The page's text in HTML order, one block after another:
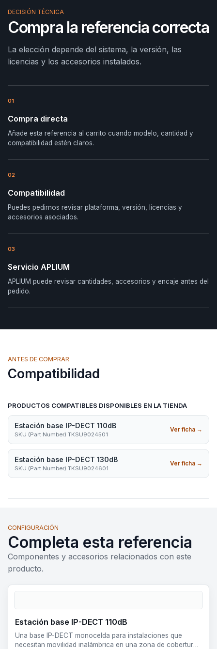
DECISIÓN TÉCNICA
Compra la referencia correcta
La elección depende del sistema, la versión, las
licencias y los accesorios instalados.
01
Compra directa
Añade esta referencia al carrito cuando modelo, cantidad y
compatibilidad estén claros.
02
Compatibilidad
Puedes pedirnos revisar plataforma, versión, licencias y
accesorios asociados.
03
Servicio APLIUM
APLIUM puede revisar cantidades, accesorios y encaje antes del
pedido.
ANTES DE COMPRAR
Compatibilidad
PRODUCTOS COMPATIBLES DISPONIBLES EN LA TIENDA
Estación base IP-DECT 110dB
SKU (Part Number) TKSU9024501
Ver ficha →
Estación base IP-DECT 130dB
SKU (Part Number) TKSU9024601
Ver ficha →
CONFIGURACIÓN
Completa esta referencia
Componentes y accesorios relacionados con este
producto.
Estación base IP-DECT 110dB
Una base IP-DECT monocelda para instalaciones que
necesitan movilidad inalámbrica en una zona de cobertura